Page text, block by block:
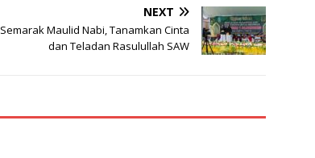
NEXT
Semarak Maulid Nabi, Tanamkan Cinta
dan Teladan Rasulullah SAW